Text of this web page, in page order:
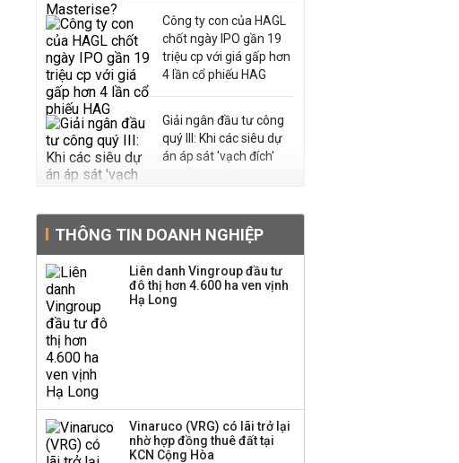
Công ty con của HAGL
chốt ngày IPO gần 19
triệu cp với giá gấp hơn
4 lần cổ phiếu HAG
Giải ngân đầu tư công
quý III: Khi các siêu dự
án áp sát 'vạch đích'
triển quỹ hưu trí: Từ tiết
kiệm gia đình thành
nguồn cấp vốn dài hạn
và kinh nghiệm từ
Malaysia
Iran xem xét cấm tàu
THÔNG TIN DOANH NGHIỆP
Liên danh Vingroup đầu tư
đô thị hơn 4.600 ha ven vịnh
Hạ Long
Vinaruco (VRG) có lãi trở lại
nhờ hợp đồng thuê đất tại
KCN Cộng Hòa